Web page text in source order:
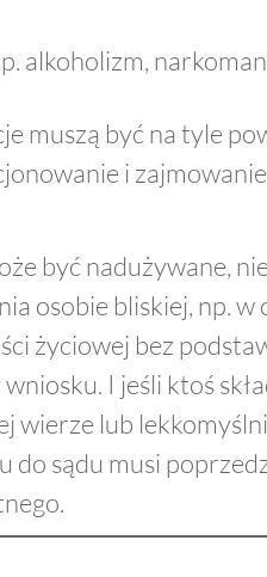
alkoholizm,
muszą być na tyle
i
być nadużywane,
osobie bliskiej, np.
życiowej bez
I jeśli ktoś
wierze lub
sądu musi